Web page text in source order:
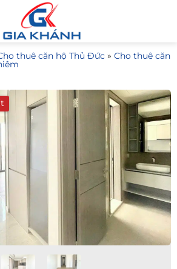
thuê căn hộ Thủ Đức » Cho thuê căn